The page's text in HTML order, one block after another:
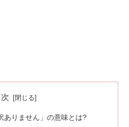
次
ありません」の意味とは?